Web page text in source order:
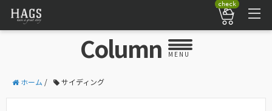
check
Column MENU
ホーム / サイディング